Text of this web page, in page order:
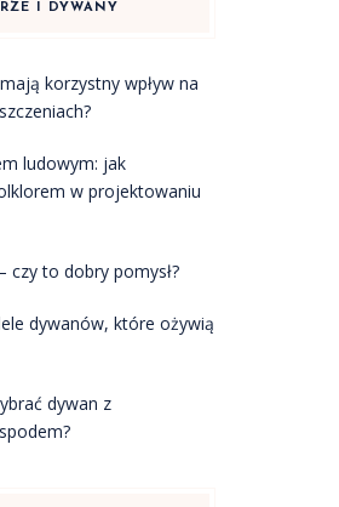
I DYWANY
korzystny wpływ na
ludowym: jak
w projektowaniu
czy to dobry pomysł?
dywanów, które ożywią
dywan z